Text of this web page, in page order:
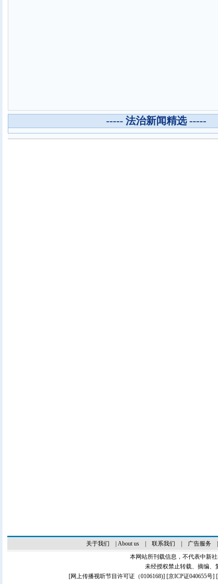
----- 法治新闻精选 -----
关于我们 About us| 联系我们 广告服务
本网站所刊载信息，不代表中新
未经授权禁止转载、摘编、
[网上传播视听节目许可证（0106168)] [京ICP证040655号]